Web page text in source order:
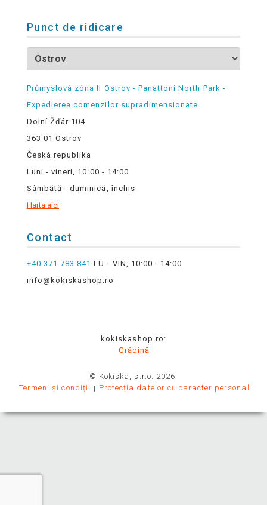
Punct de ridicare
Průmyslová zóna II Ostrov - Panattoni North Park -
Expedierea comenzilor supradimensionate
Dolní Žďár 104
363 01 Ostrov
Česká republika
Luni - vineri, 10:00 - 14:00
Sâmbătă - duminică, închis
Harta aici
Contact
+40 371 783 841 LU - VIN, 10:00 - 14:00
info@kokiskashop.ro
kokiskashop.ro:
Grădină
© Kokiska, s.r.o. 2026.
Termeni și condiții
Protecția datelor cu caracter personal